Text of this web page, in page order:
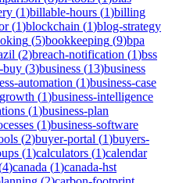
(1)billable-hours (1)billing
(1)blockchain (1)blog-strategy
(5)bookkeeping (9)bpa
(2)breach-notification (1)bss
buy (3)business (13)business
automation (1)business-case
(1)business-intelligence
(1)business-plan
(1)business-software
(2)buyer-portal (1)buyers-
(1)calculators (1)calendar
4)canada (1)canada-hst